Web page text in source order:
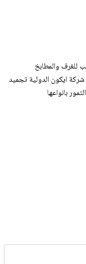
والمطابخ
ايكون الدولية تجميد
بانواعها